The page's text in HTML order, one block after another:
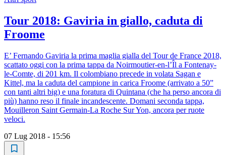
Tour 2018: Gaviria in giallo, caduta di
Froome
E’ Fernando Gaviria la prima maglia gialla del Tour de France 2018,
scattato oggi con la prima tappa da Noirmoutier-en-l’Îl a Fontenay-
le-Comte, di 201 km. Il colombiano precede in volata Sagan e
Kittel, ma la caduta del campione in carica Froome (arrivato a 50”
con tanti altri big) e una foratura di Quintana (che ha perso ancora di
più) hanno reso il finale incandescente. Domani seconda tappa,
Mouilleron Saint Germain-La Roche Sur Yon, ancora per ruote
veloci.
07 Lug 2018 - 15:56